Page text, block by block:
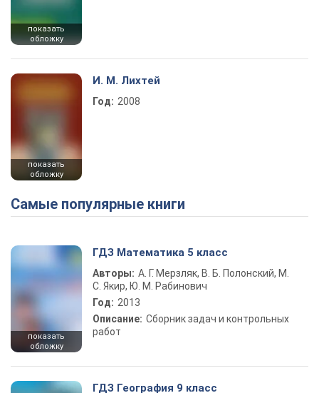
показать
обложку
показать
обложку
И. М. Лихтей
Год: 2008
Самые популярные книги
показать
обложку
ГДЗ Математика 5 класс
Авторы: А. Г. Мерзляк, В. Б. Полонский, М.
С. Якир, Ю. М. Рабинович
Год: 2013
Описание: Сборник задач и контрольных
работ
ГДЗ География 9 класс